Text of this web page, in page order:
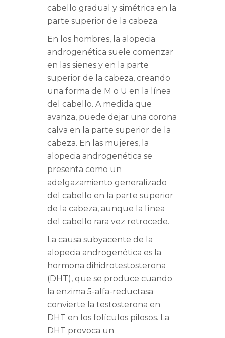
cabello gradual y simétrica en la
parte superior de la cabeza.
En los hombres, la alopecia
androgenética suele comenzar
en las sienes y en la parte
superior de la cabeza, creando
una forma de M o U en la línea
del cabello. A medida que
avanza, puede dejar una corona
calva en la parte superior de la
cabeza. En las mujeres, la
alopecia androgenética se
presenta como un
adelgazamiento generalizado
del cabello en la parte superior
de la cabeza, aunque la línea
del cabello rara vez retrocede.
La causa subyacente de la
alopecia androgenética es la
hormona dihidrotestosterona
(DHT), que se produce cuando
la enzima 5-alfa-reductasa
convierte la testosterona en
DHT en los folículos pilosos. La
DHT provoca un